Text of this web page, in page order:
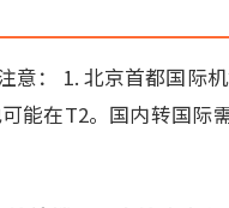
： 1. 北京首都国际
在T2。国内转国际